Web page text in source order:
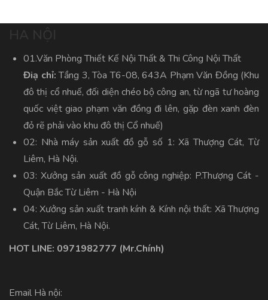
01.Văn Phòng Thiết Kế Nội Thất & Thi Công Nội Thất
Điạ chỉ:Tầng 3, Tòa T6-08, 643A Phạm Văn Đồng (Khu
đô thị cổ nhuế, đối diện chéo bộ công an, từ ngã tư hoàng
quốc việt giao phạm văn đồng đi lên, gặp đèn xanh đèn
đỏ rẽ phải vào khu đô thị Cổ nhuế)
02: Nhà máy sản xuất đồ gỗ số 1: Xã Thượng Cát, Từ
Liêm, Hà Nội.
03: Xưởng sản xuất đồ gỗ công nghiệp: P.Thượng Cát -
Quận Bắc Từ Liêm - Hà Nội
04: Xưởng sản xuất tranh kính & Kính nội thất: Xã Thượng
Cát, Từ Liêm, Hà Nội.
HOT LINE: 0971982777 (Mr.Chính)
Email Hà nội: